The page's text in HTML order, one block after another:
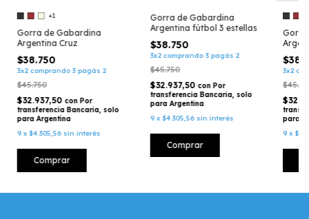
+1
Gorra de Gabardina
Argentina Cruz
$38.750
3x2 comprando 3 pagás 2
$45.750
$32.937,50 con Por
transferencia Bancaria, solo
para Argentina
9 x$4.305,56 sin interés
Comprar
Gorra de Gabardina
Argentina fútbol 3 estellas
$38.750
3x2 comprando 3 pagás 2
$45.750
$32.937,50 con Por
transferencia Bancaria, solo
para Argentina
9 x$4.305,56 sin interés
Comprar
Gorra
3x2
para
9 x